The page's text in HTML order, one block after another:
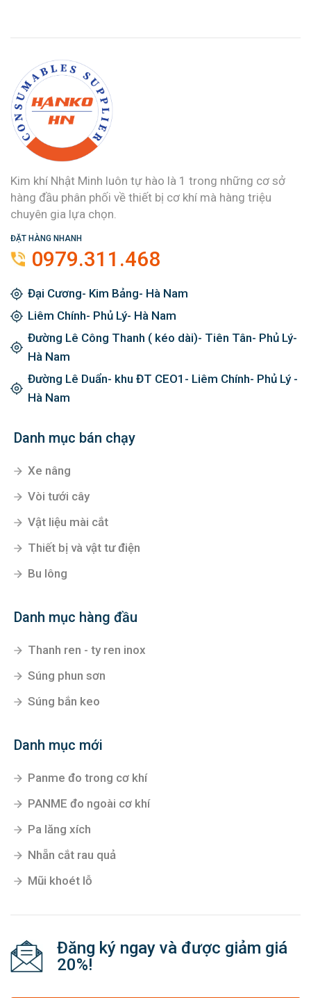
Kim khí Nhật Minh luôn tự hào là 1 trong những cơ sở
hàng đầu phân phối về thiết bị cơ khí mà hàng triệu
chuyên gia lựa chọn.
ĐẶT HÀNG NHANH
0979.311.468
Đại Cương- Kim Bảng- Hà Nam
Liêm Chính- Phủ Lý- Hà Nam
Đường Lê Công Thanh ( kéo dài)- Tiên Tân- Phủ Lý-
Hà Nam
Đường Lê Duẩn- khu ĐT CEO1- Liêm Chính- Phủ Lý -
Hà Nam
Danh mục bán chạy
Xe nâng
Vòi tưới cây
Vật liệu mài cắt
Thiết bị và vật tư điện
Bu lông
Danh mục hàng đầu
Thanh ren - ty ren inox
Súng phun sơn
Súng bắn keo
Danh mục mới
Panme đo trong cơ khí
PANME đo ngoài cơ khí
Pa lăng xích
Nhẵn cắt rau quả
Mũi khoét lỗ
Đăng ký ngay và được giảm giá
20%!